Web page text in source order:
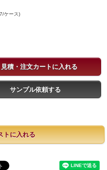
ケース)
見積・注文カートに入れる
サンプル依頼する
トに入れる